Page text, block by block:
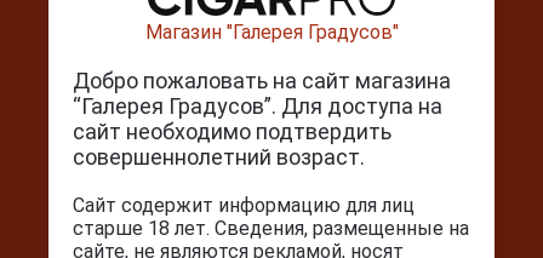
г. Москва, Серпуховский вал, д. 5
+7(495) 644-59-95
info@cigarpro.ru
Покупателям
Магазин "Галерея Градусов"
Добро пожаловать на сайт магазина
“Галерея Градусов”. Для доступа на
сайт необходимо подтвердить
совершеннолетний возраст.
Сайт содержит информацию для лиц
старше 18 лет. Сведения, размещенные на
сайте, не являются рекламой, носят